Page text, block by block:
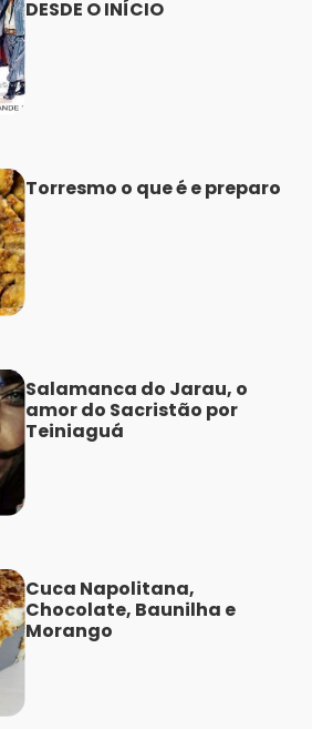
DESDE O INÍCIO
Torresmo o que é e preparo
Salamanca do Jarau, o
amor do Sacristão por
Teiniaguá
Cuca Napolitana,
Chocolate, Baunilha e
Morango